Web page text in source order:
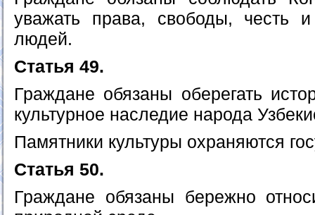
уважать права, свободы, честь и
людей.
Статья 49.
Граждане обязаны оберегать
культурное наследие народа
Памятники культуры охраняются
Статья 50.
Граждане обязаны бережно